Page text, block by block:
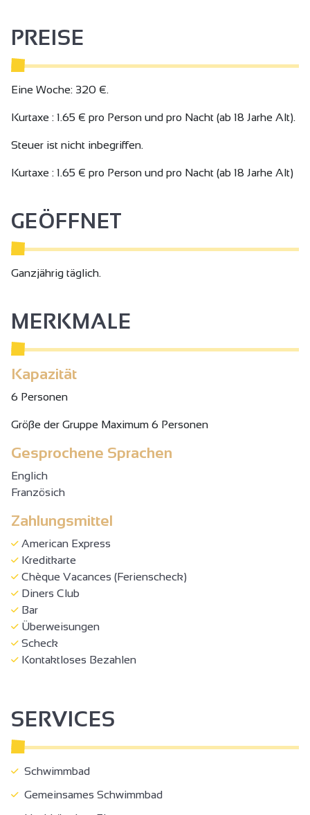
Dockingstation;
Alles ist so gestaltet, dass Sie sich hier wie zu Hause
fühlen können.
PREISE
Eine Woche: 320 €.
Kurtaxe : 1.65 € pro Person und pro Nacht (ab 18 Jarhe Alt).
Steuer ist nicht inbegriffen.
Kurtaxe : 1.65 € pro Person und pro Nacht (ab 18 Jarhe Alt)
GEÖFFNET
Ganzjährig täglich.
MERKMALE
Kapazität
6 Personen
Gröβe der Gruppe Maximum 6 Personen
Gesprochene Sprachen
Englich
Französich
Zahlungsmittel
American Express
Kreditkarte
Chèque Vacances (Ferienscheck)
Diners Club
Bar
Überweisungen
Scheck
Kontaktloses Bezahlen
SERVICES
Schwimmbad
Gemeinsames Schwimmbad